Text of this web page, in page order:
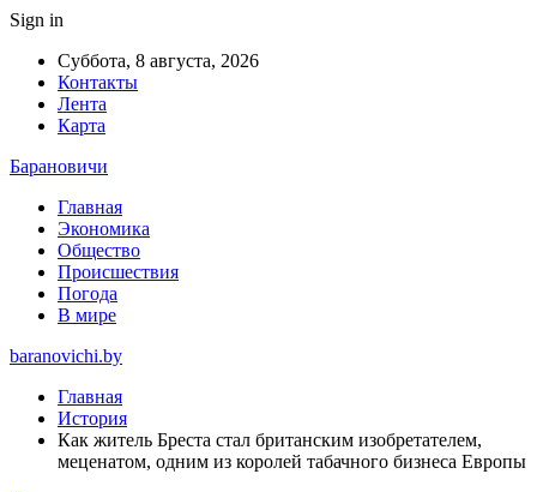
Sign in
Суббота, 8 августа, 2026
Контакты
Лента
Карта
Барановичи
Главная
Экономика
Общество
Происшествия
Погода
В мире
baranovichi.by
Главная
История
Как житель Бреста стал британским изобретателем,
меценатом, одним из королей табачного бизнеса Европы